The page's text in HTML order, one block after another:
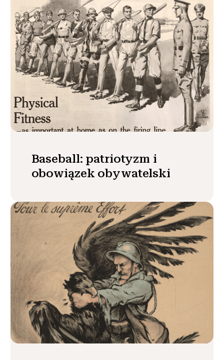
Baseball: patriotyzm i
obowiązek obywatelski